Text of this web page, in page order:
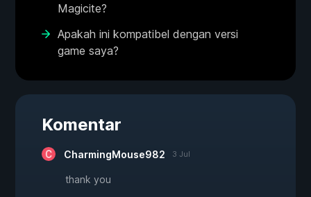
Magicite?
Apakah ini kompatibel dengan versi
game saya?
Komentar
CharmingMouse982 3 Jul
thank you